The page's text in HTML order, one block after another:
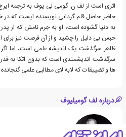
اثری است از لف ن. گومی لی یوف به ترجمه
حاضر حاصل قلم گردانی نویسنده ایست که در
به دنیا گشوده است، او به جرم نامش که از
حبس بی دلیل را چشید و از آن فرصت نیز برای
ظاهر سرگذشت یک اندیشه علمی است، اما اگر
سرگذشت اندیشمندی است که بدون اتکا به
ها و تضییقات که لابه لای مطالبی علمی
درباره لف گومیلیوف